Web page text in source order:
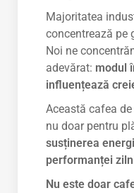
Majoritatea
concentrează pe
Noi ne
adevărat: modul
influențează
Această cafea
nu doar pentru
susținerea
performanței
Nu este doar